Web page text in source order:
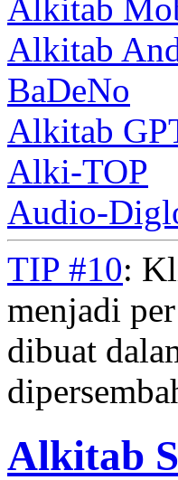
Alkitab
Alkitab
BaDeNo
Alkitab
Alki-TOP
Audio-
TIP #10:
menjadi
dibuat
Alkitab